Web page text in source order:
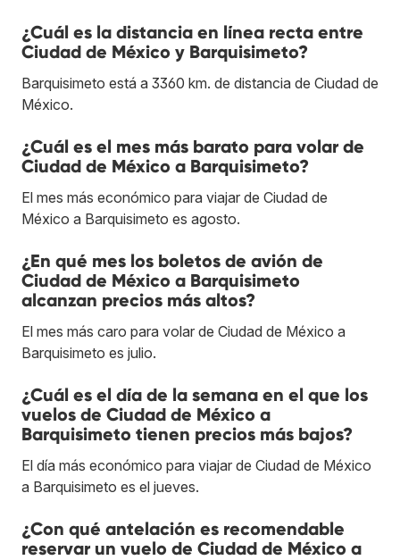
¿Cuál es la distancia en línea recta entre
Ciudad de México y Barquisimeto?
Barquisimeto está a 3360 km. de distancia de Ciudad de
México.
¿Cuál es el mes más barato para volar de
Ciudad de México a Barquisimeto?
El mes más económico para viajar de Ciudad de
México a Barquisimeto es agosto.
¿En qué mes los boletos de avión de
Ciudad de México a Barquisimeto
alcanzan precios más altos?
El mes más caro para volar de Ciudad de México a
Barquisimeto es julio.
¿Cuál es el día de la semana en el que los
vuelos de Ciudad de México a
Barquisimeto tienen precios más bajos?
El día más económico para viajar de Ciudad de México
a Barquisimeto es el jueves.
¿Con qué antelación es recomendable
reservar un vuelo de Ciudad de México a